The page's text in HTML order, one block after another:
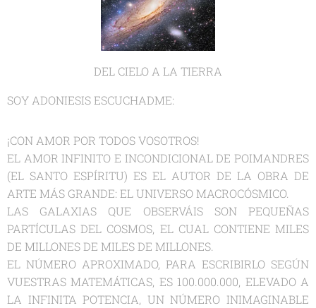
DEL CIELO A LA TIERRA
SOY ADONIESIS ESCUCHADME:
¡CON AMOR POR TODOS VOSOTROS!
EL AMOR INFINITO E INCONDICIONAL DE POIMANDRES
(EL SANTO ESPÍRITU) ES EL AUTOR DE LA OBRA DE
ARTE MÁS GRANDE: EL UNIVERSO MACROCÓSMICO.
LAS GALAXIAS QUE OBSERVÁIS SON PEQUEÑAS
PARTÍCULAS DEL COSMOS, EL CUAL CONTIENE MILES
DE MILLONES DE MILES DE MILLONES.
EL NÚMERO APROXIMADO, PARA ESCRIBIRLO SEGÚN
VUESTRAS MATEMÁTICAS, ES 100.000.000, ELEVADO A
LA INFINITA POTENCIA, UN NÚMERO INIMAGINABLE